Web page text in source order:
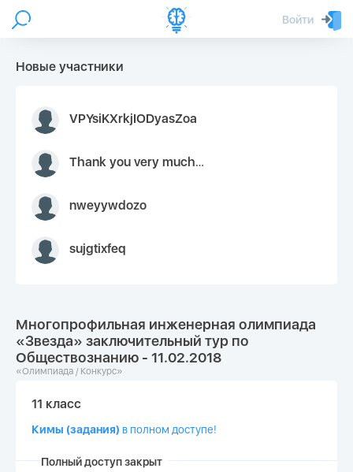
Войти
Новые участники
VPYsiKXrkjIODyasZoa
Thank you very much for your inquiry We appreciate you 9126052 https://youtube.com faceapple !
nweyywdozo
sujgtixfeq
Многопрофильная инженерная олимпиада
«Звезда» заключительный тур по
Обществознанию - 11.02.2018
«Олимпиада / Конкурс»
11 класс
Кимы (задания) в полном доступе!
Полный доступ закрыт